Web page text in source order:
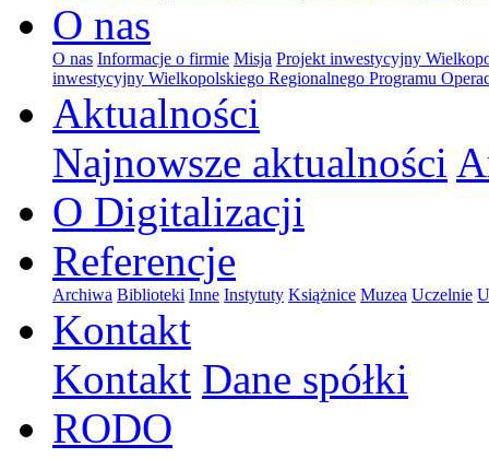
O nas
O nas Informacje o firmie Misja Projekt inwestycyjny
inwestycyjny Wielkopolskiego Regionalnego Programu
Aktualności
Najnowsze aktualności
O Digitalizacji
Referencje
Archiwa Biblioteki Inne Instytuty Książnice Muzea Uczelnie
Kontakt
Kontakt Dane spółki
RODO